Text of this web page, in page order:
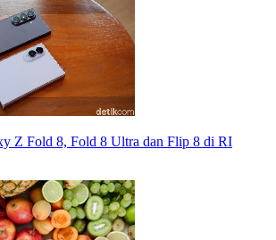
Z Fold 8, Fold 8 Ultra dan Flip 8 di RI